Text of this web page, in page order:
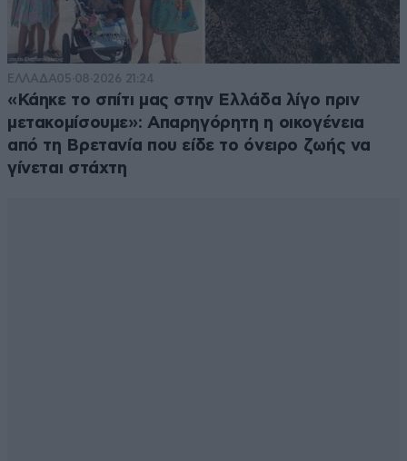
ΕΛΛΑΔΑ05·08·2026 21:24
«Κάηκε το σπίτι μας στην Ελλάδα λίγο πριν
μετακομίσουμε»: Απαρηγόρητη η οικογένεια
από τη Βρετανία που είδε το όνειρο ζωής να
γίνεται στάχτη